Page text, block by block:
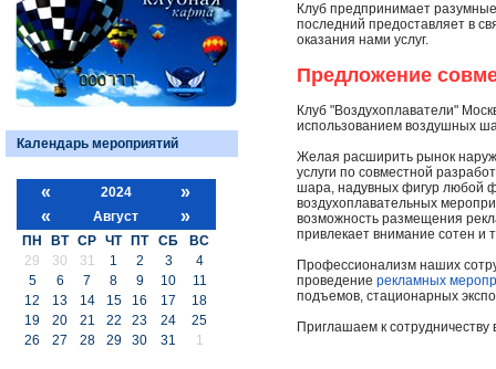
Календарь мероприятий
« 2024
»
«
Август »
ПН ВТ СР ЧТ ПТ СБ
ВС
29
30 31 1 2 3
4
5
6 7 8 9 10
11
12
13 14 15 16 17
18
19
20 21 22 23 24
25
26
27 28 29 30 31 1
Клуб предпринимает
последний предоставляет в
оказания нами услуг.
Предложение
Клуб "Воздухоплаватели"
использованием воздушных
Желая расширить рынок
услуги по совместной
шара, надувных фигур любой
воздухоплавательных
возможность размещения
привлекает внимание сотен и
Профессионализм наших
проведение рекламных
подъемов, стационарных
Приглашаем к